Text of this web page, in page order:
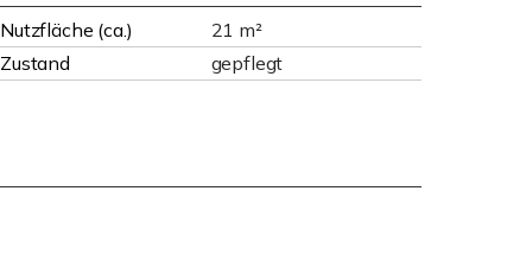
Nutzfläche (ca.)
21 m²
Zustand
gepflegt